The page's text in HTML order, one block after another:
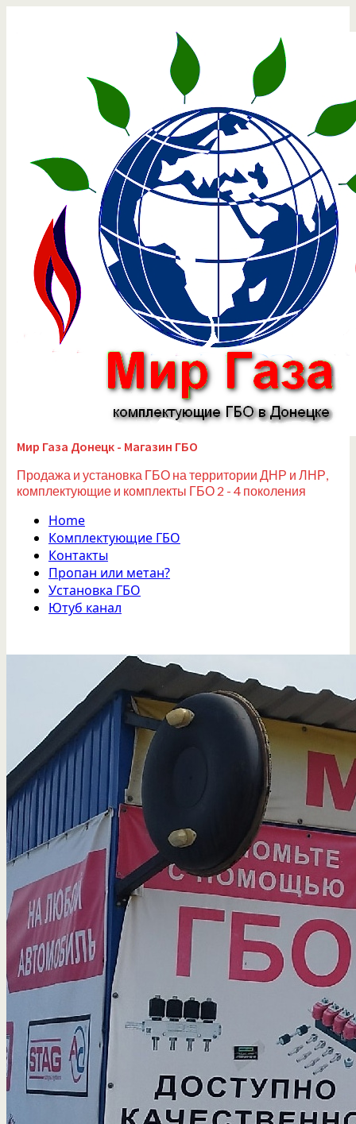
Мир Газа Донецк - Магазин ГБО
Продажа и установка ГБО на территории ДНР и ЛНР,
комплектующие и комплекты ГБО 2 - 4 поколения
Home
Комплектующие ГБО
Контакты
Пропан или метан?
Установка ГБО
Ютуб канал